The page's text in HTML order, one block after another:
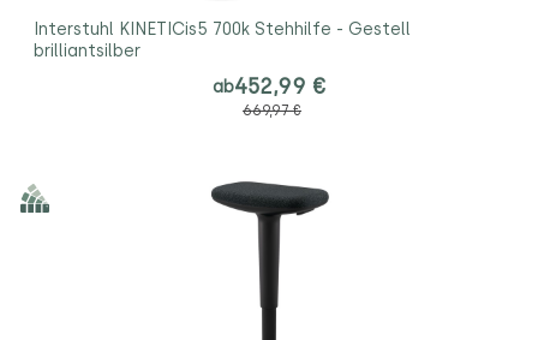
Interstuhl KINETICis5 700k Stehhilfe - Gestell
brilliantsilber
ab452,99 €
669,97 €